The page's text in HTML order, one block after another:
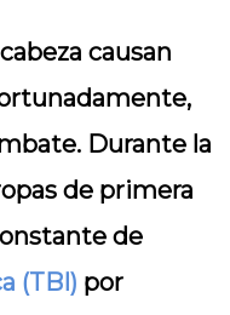
causan
Durante la
de primera
de
(TBI) por